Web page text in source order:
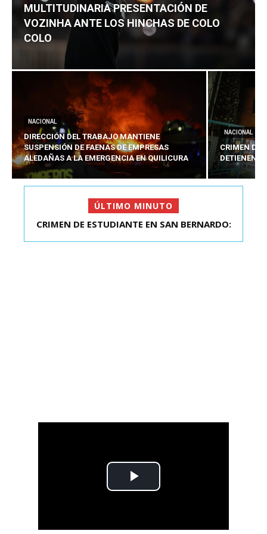
MULTITUDINARIA PRESENTACIÓN DE
VOZINHA ANTE LOS HINCHAS DE COLO
COLO
NACIONAL
DIRECCIÓN DEL TRABAJO MANTIENE
SUSPENSIÓN DE FAENAS DE EMPRESAS
ALEDAÑAS A LA EMERGENCIA EN QUILICURA
NACIONAL
CRIMEN DE
DETIENEN
ÚLTIMO MINUTO
FIESTA EN EL MONUMENTAL: LA